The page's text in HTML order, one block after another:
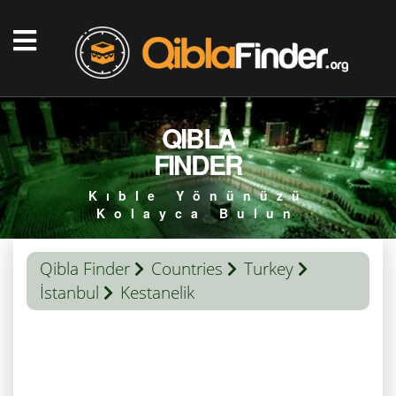
QIBLA
FINDER
Kıble Yönünüzü
Kolayca Bulun
Qibla Finder Countries
Turkey
İstanbul
Kestanelik